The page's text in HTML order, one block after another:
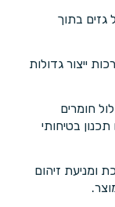
גזים בתוך
ייצור גדולות
חומרים
בטיחותי
ומניעת זיהום